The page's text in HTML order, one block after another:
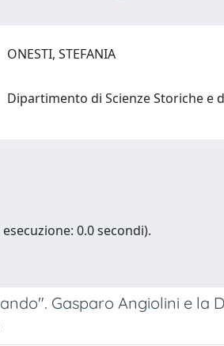
ONESTI, STEFANIA
Dipartimento di Scienze Storiche e
0.0 secondi).
Gasparo Angiolini e la